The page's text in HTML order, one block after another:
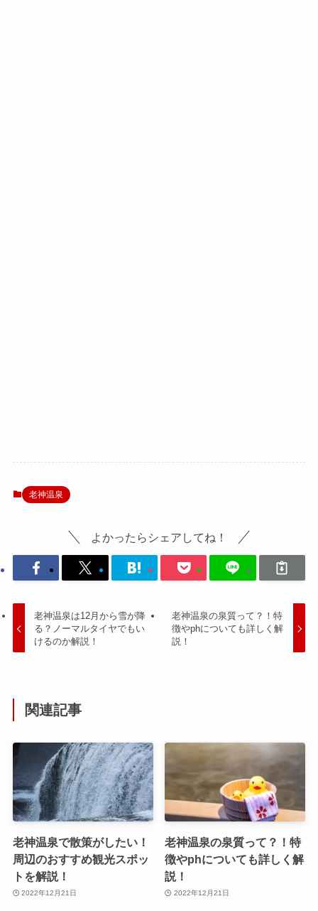
老神温泉
よかったらシェアしてね！
老神温泉は12月から雪が降
る？ノーマルタイヤでもい
けるのか解説！
老神温泉の泉質って？！特
徴やphについても詳しく解
説！
関連記事
老神温泉で散策がしたい！
周辺のおすすめ観光スポッ
トを解説！
2022年12月21日
老神温泉の泉質って？！特
徴やphについても詳しく解
説！
2022年12月21日